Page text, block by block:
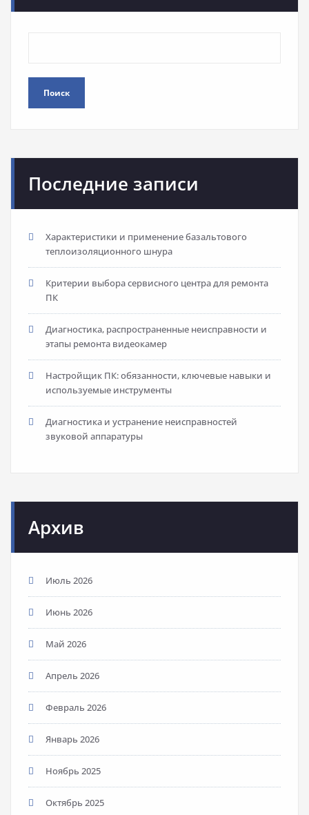
Поиск
Последние записи
Характеристики и применение базальтового
теплоизоляционного шнура
Критерии выбора сервисного центра для ремонта
ПК
Диагностика, распространенные неисправности и
этапы ремонта видеокамер
Настройщик ПК: обязанности, ключевые навыки и
используемые инструменты
Диагностика и устранение неисправностей
звуковой аппаратуры
Архив
Июль 2026
Июнь 2026
Май 2026
Апрель 2026
Февраль 2026
Январь 2026
Ноябрь 2025
Октябрь 2025